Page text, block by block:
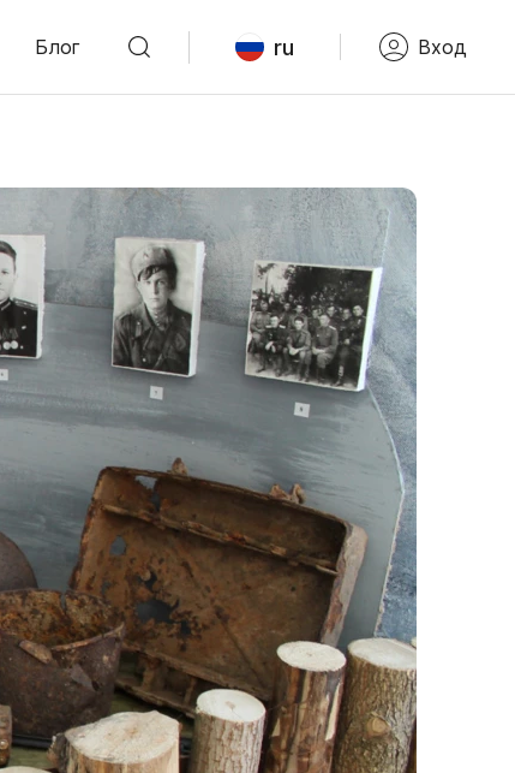
Блог ru Вход